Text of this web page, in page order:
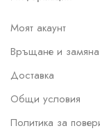
Моят акаунт
Връщане и замяна
Доставка
Общи условия
Политика за